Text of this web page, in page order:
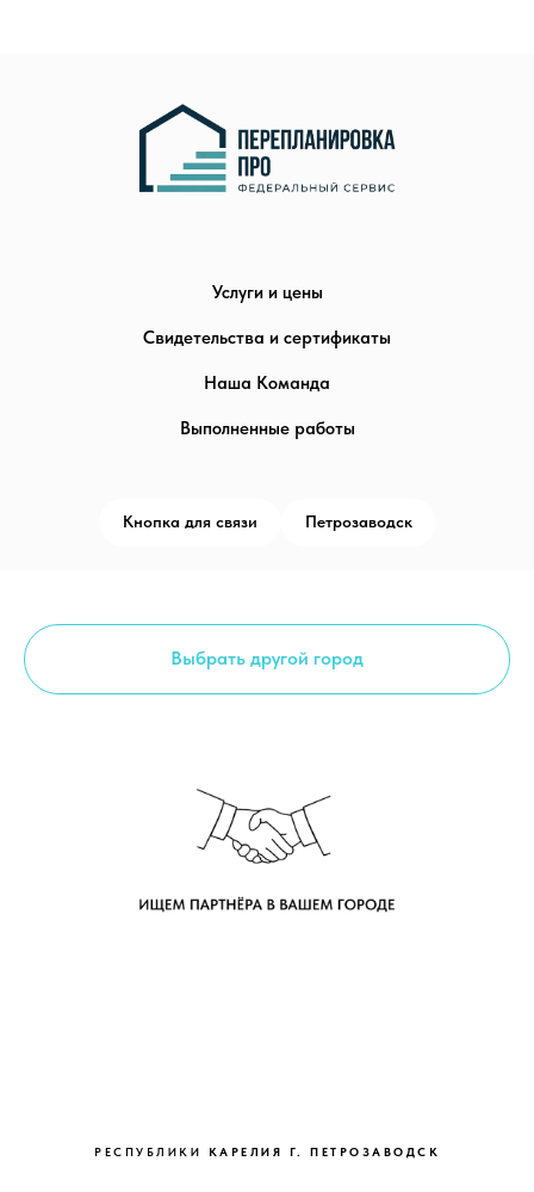
Услуги и цены
Свидетельства и сертификаты
Наша Команда
Выполненные работы
Кнопка для связи Петрозаводск
Выбрать другой город
РЕСПУБЛИКИ КАРЕЛИЯ Г. ПЕТРОЗАВОДСК